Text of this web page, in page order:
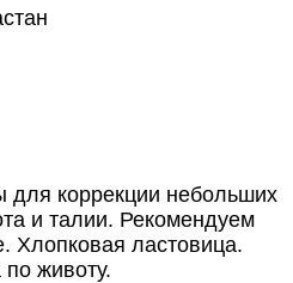
для коррекции небольших
и талии. Рекомендуем
Хлопковая ластовица.
по животу.